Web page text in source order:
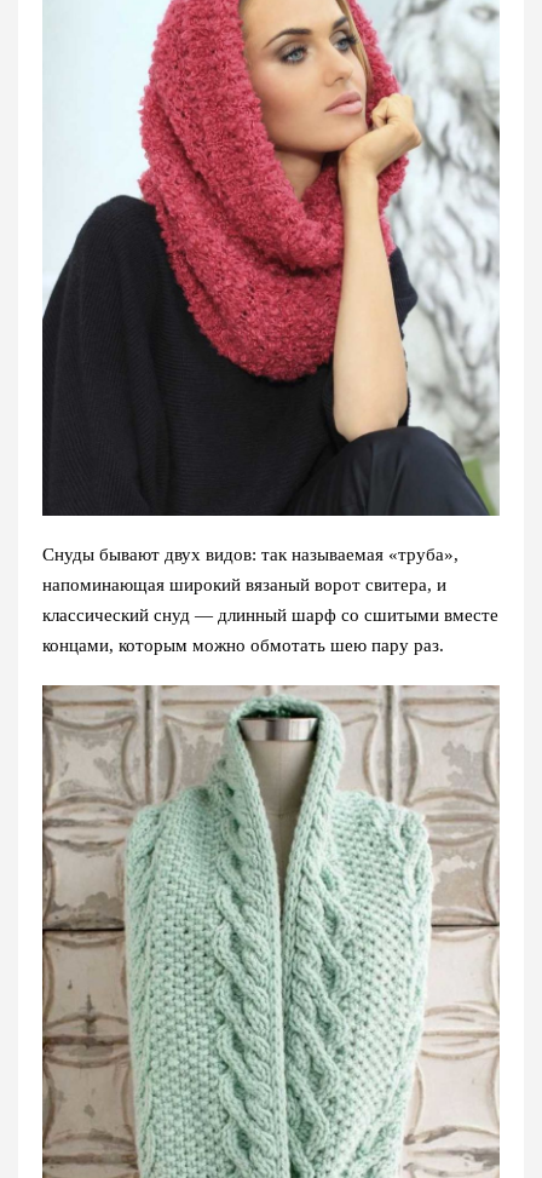
Снуды бывают двух видов: так называемая «труба»,
напоминающая широкий вязаный ворот свитера, и
классический снуд — длинный шарф со сшитыми вместе
концами, которым можно обмотать шею пару раз.